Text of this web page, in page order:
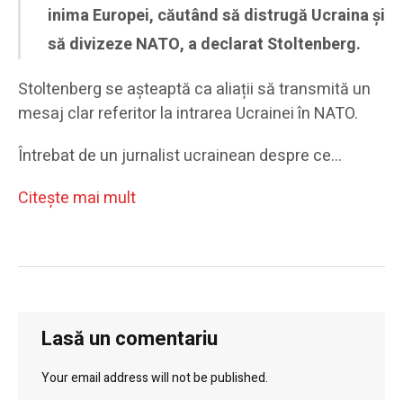
inima Europei, căutând să distrugă Ucraina și
să divizeze NATO, a declarat Stoltenberg.
Stoltenberg se așteaptă ca aliații să transmită un
mesaj clar referitor la intrarea Ucrainei în NATO.
Întrebat de un jurnalist ucrainean despre ce…
Citeşte mai mult
Lasă un comentariu
Your email address will not be published.